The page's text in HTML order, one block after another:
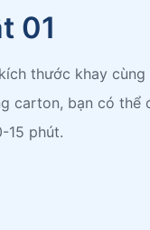
01
thước khay cùng
carton, bạn có thể
15 phút.